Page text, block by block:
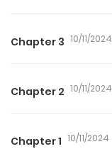
Chapter 3 10/11/2024
Chapter 2 10/11/2024
Chapter 1 10/11/2024